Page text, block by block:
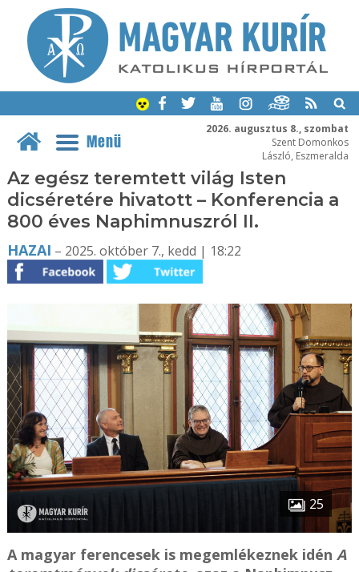
2026. augusztus 8., szombat
Szent Domonkos
László, Eszmeralda
Menü
Az egész teremtett világ Isten
dicséretére hivatott – Konferencia a
800 éves Naphimnuszról II.
HAZAI – 2025. október 7., kedd | 18:22
25
A magyar ferencesek is megemlékeznek idén A